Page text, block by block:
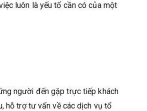
luôn là yếu tố cần có của một
người đến gặp trực tiếp khách
hỗ trợ tư vấn về các dịch vụ tổ